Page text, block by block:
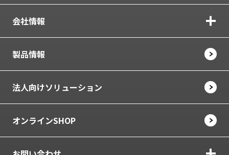
会社情報
製品情報
法人向けソリューション
オンラインSHOP